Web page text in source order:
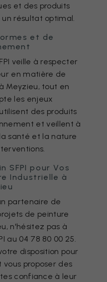
et des produits
résultat optimal.
et de
veille à respecter
en matière de
Meyzieu, tout en
les enjeux
des produits
et veillent à
santé et la nature
SFPI pour Vos
Industrielle à
partenaire de
de peinture
n'hésitez pas à
au 04 78 80 00 25.
disposition pour
vous proposer des
confiance à leur